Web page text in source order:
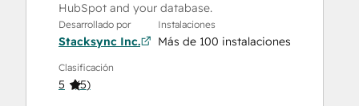
HubSpot and your database.
Desarrollado por
Stacksync Inc.
Instalaciones
Más de 100 instalaciones
Clasificación
5 (5)